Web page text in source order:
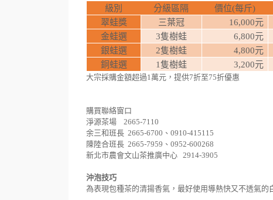
級別 分級區隔 價位(每斤)
翠蛙獎
三葉冠 16,000元
金蛙選
3隻樹蛙 6,800元
銀蛙選
2隻樹蛙 4,800元
銅蛙選
1隻樹蛙 3,200元
大宗採購金額超過1萬元，提供7折至75折優惠
購買聯絡窗口
淨源茶場 2665-7110
余三和班長 2665-6700、0910-415115
陳陸合班長 2665-7959、0952-600268
新北市農會文山茶推廣中心 2914-3905
沖泡技巧
為表現包種茶的清揚香氣，最好使用導熱快又不透氣